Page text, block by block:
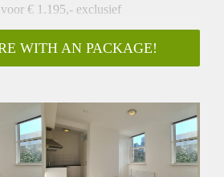
€ 1.195,- exclusief
in het centrum van Rotterdam is dit
een 4-pits inductie kookplaat. Het
slaapkamer. Aparte ruime
wastafel, wasmachine aansluiting en
appartement op een unieke
WITH AN PACKAGE!